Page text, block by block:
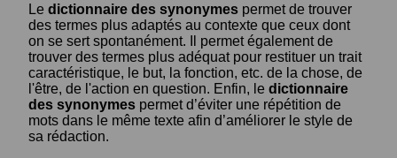
Le dictionnaire des synonymes permet de trouver
des termes plus adaptés au contexte que ceux dont
on se sert spontanément. Il permet également de
trouver des termes plus adéquat pour restituer un trait
caractéristique, le but, la fonction, etc. de la chose, de
l'être, de l'action en question. Enfin, le dictionnaire
des synonymes permet d’éviter une répétition de
mots dans le même texte afin d’améliorer le style de
sa rédaction.